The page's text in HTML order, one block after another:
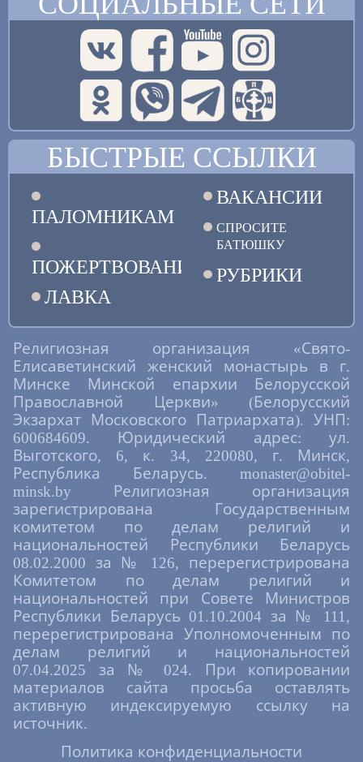
БЫСТРЫЕ ССЫЛКИ
ПАЛОМНИКАМ
ПОЖЕРТВОВАНИЯ
ЛАВКА
ВАКАНСИИ
СПРОСИТЕ
БАТЮШКУ
РУБРИКИ
Религиозная организация «Свято-
Елисаветинский женский монастырь в г.
Минске Минской епархии Белорусской
Православной Церкви» (Белорусский
Экзархат Московского Патриархата). УНП:
600684609. Юридический адрес: ул.
Выготского, 6, к. 34, 220080, г. Минск,
Республика Беларусь. monaster@obitel-
minsk.by Религиозная организация
зарегистрирована Государственным
комитетом по делам религий и
национальностей Республики Беларусь
08.02.2000 за № 126, перерегистрирована
Комитетом по делам религий и
национальностей при Совете Министров
Республики Беларусь 01.10.2004 за № 111,
перерегистрирована Уполномоченным по
делам религий и национальностей
07.04.2025 за № 024. При копировании
материалов сайта просьба оставлять
активную индексируемую ссылку на
источник.
Политика конфиденциальности